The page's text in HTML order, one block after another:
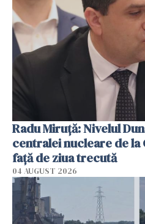
Radu Miruţă: Nivelul
centralei nucleare de la
faţă de ziua trecută
04 AUGUST 2026